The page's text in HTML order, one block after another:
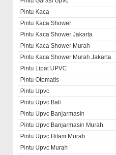
Pintu Kaca
Pintu Kaca Shower
Pintu Kaca Shower Jakarta
Pintu Kaca Shower Murah
Pintu Kaca Shower Murah Jakarta
Pintu Lipat UPVC
Pintu Otomatis
Pintu Upvc
Pintu Upvc Bali
Pintu Upvc Banjarmasin
Pintu Upvc Banjarmasin Murah
Pintu Upvc Hitam Murah
Pintu Upvc Murah